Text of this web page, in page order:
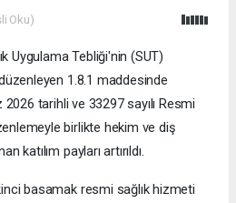
Oku)
Uygulama Tebliği'nin (SUT)
1.8.1 maddesinde
tarihli ve 33297 sayılı Resmi
birlikte hekim ve diş
katılım payları artırıldı.
basamak resmi sağlık hizmeti